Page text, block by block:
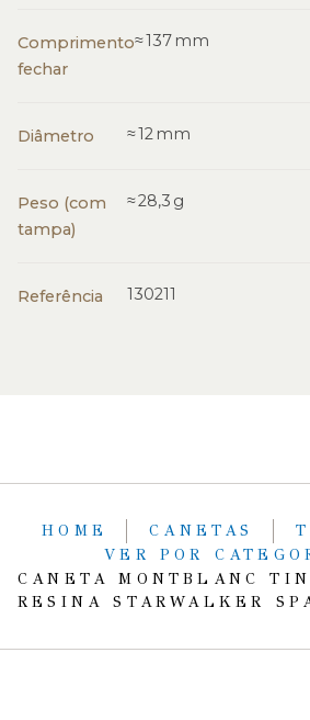
Comprimento
fechar
≈ 137 mm
Diâmetro ≈ 12 mm
Peso (com
tampa)
≈ 28,3 g
Referência 130211
HOME CANETAS
VER POR
CANETA MONTBLANC
RESINA STARWALKER